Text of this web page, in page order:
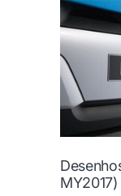
MY2017)